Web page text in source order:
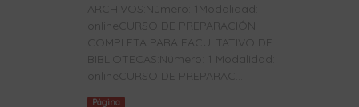
ARCHIVOS:Número: 1Modalidad:
onlineCURSO DE PREPARACIÓN
COMPLETA PARA FACULTATIVO DE
BIBLIOTECAS:Número: 1 Modalidad:
onlineCURSO DE PREPARAC...
Página